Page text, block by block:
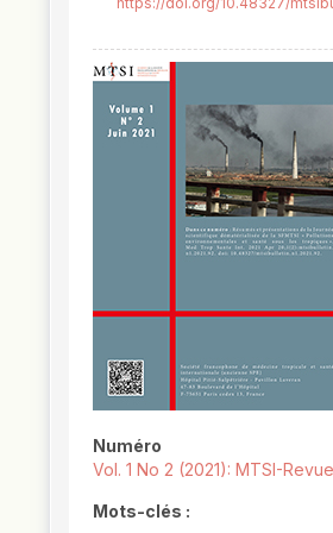
Numéro
Vol. 1 No 2 (2021): MTSI-Revue
Mots-clés :